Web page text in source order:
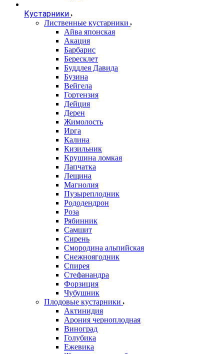
Кустарники
Лиственные кустарники
Айва японская
Акация
Барбарис
Бересклет
Буддлея Давида
Бузина
Вейгела
Гортензия
Дейция
Дерен
Жимолость
Ирга
Калина
Кизильник
Крушина ломкая
Лапчатка
Лещина
Магнолия
Пузыреплодник
Рододендрон
Роза
Рябинник
Самшит
Сирень
Смородина альпийская
Снежноягодник
Спирея
Стефанандра
Форзиция
Чубушник
Плодовые кустарники
Актинидия
Арония черноплодная
Виноград
Голубика
Ежевика